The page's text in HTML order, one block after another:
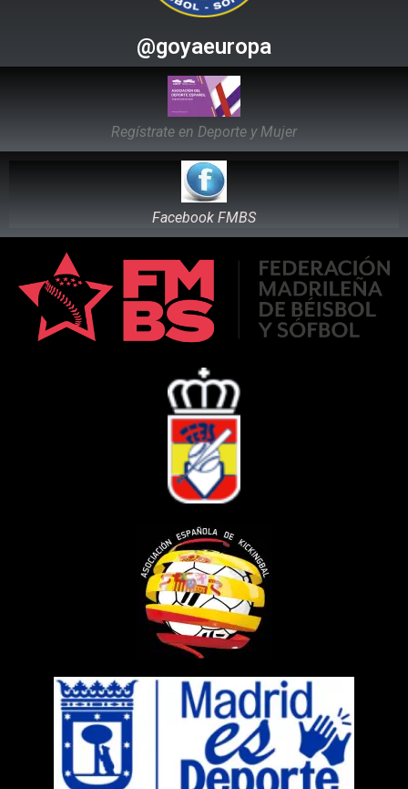
@goyaeuropa
Regístrate en Deporte y Mujer
Facebook FMBS